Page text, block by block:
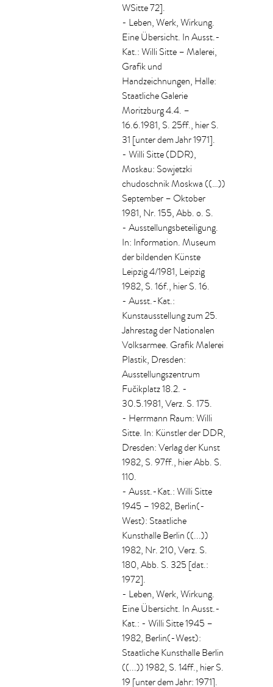
WSitte 72].
- Leben, Werk, Wirkung.
Eine Übersicht. In Ausst.-
Kat.: Willi Sitte – Malerei,
Grafik und
Handzeichnungen, Halle:
Staatliche Galerie
Moritzburg 4.4. –
16.6.1981, S. 25ff., hier S.
31 [unter dem Jahr 1971].
- Willi Sitte (DDR),
Moskau: Sowjetzki
chudoschnik Moskwa ((…))
September – Oktober
1981, Nr. 155, Abb. o. S.
- Ausstellungsbeteiligung.
In: Information. Museum
der bildenden Künste
Leipzig 4/1981, Leipzig
1982, S. 16f., hier S. 16.
- Ausst.-Kat.:
Kunstausstellung zum 25.
Jahrestag der Nationalen
Volksarmee. Grafik Malerei
Plastik, Dresden:
Ausstellungszentrum
Fučikplatz 18.2. -
30.5.1981, Verz. S. 175.
- Herrmann Raum: Willi
Sitte. In: Künstler der DDR,
Dresden: Verlag der Kunst
1982, S. 97ff., hier Abb. S.
110.
- Ausst.-Kat.: Willi Sitte
1945 – 1982, Berlin(-
West): Staatliche
Kunsthalle Berlin ((...))
1982, Nr. 210, Verz. S.
180, Abb. S. 325 [dat.:
1972].
- Leben, Werk, Wirkung.
Eine Übersicht. In Ausst.-
Kat.: - Willi Sitte 1945 –
1982, Berlin(-West):
Staatliche Kunsthalle Berlin
((...)) 1982, S. 14ff., hier S.
19 [unter dem Jahr: 1971].